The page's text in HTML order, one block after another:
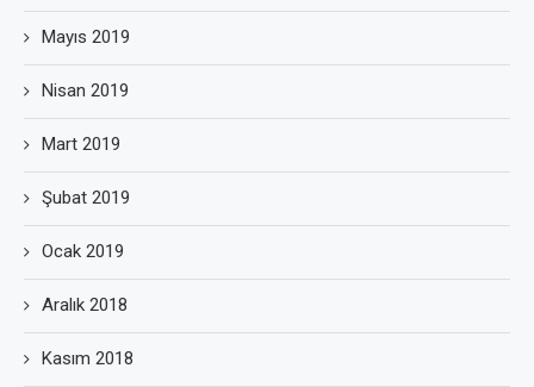
Mayıs 2019
Nisan 2019
Mart 2019
Şubat 2019
Ocak 2019
Aralık 2018
Kasım 2018